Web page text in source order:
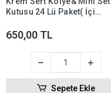
Kutusu 24 Lü Paket( İçi
650,00 TL
Sepete Ekle